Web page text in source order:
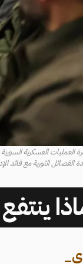
العمليات العسكرية
الثورية مع قائد الإدارة
_